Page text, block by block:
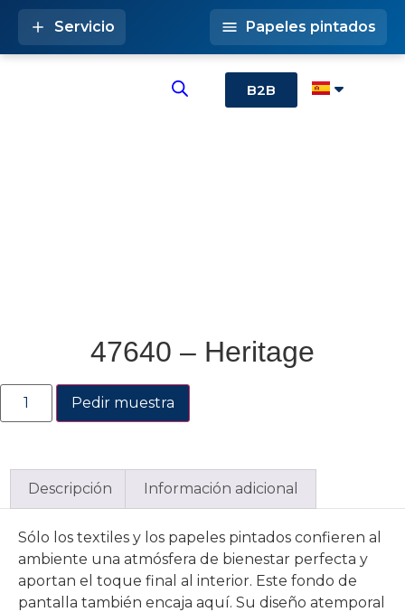
B2B
Servicio Papeles pintados
47640 – Heritage
Pedir muestra
Descripción Información adicional
Sólo los textiles y los papeles pintados confieren al
ambiente una atmósfera de bienestar perfecta y
aportan el toque final al interior. Este fondo de
pantalla también encaja aquí. Su diseño atemporal